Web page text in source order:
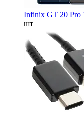
Infinix GT 20 Pro
шт